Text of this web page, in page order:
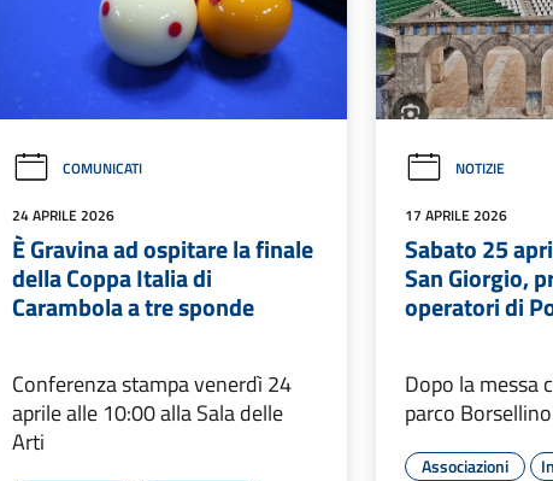
COMUNICATI
24 APRILE 2026
È Gravina ad ospitare la finale
della Coppa Italia di
Carambola a tre sponde
Conferenza stampa venerdì 24
aprile alle 10:00 alla Sala delle
Arti
NOTIZIE
17 APRILE 2026
Sabato 25
San Giorgio,
operatori di
Dopo la messa
parco Borsellino
Associazioni